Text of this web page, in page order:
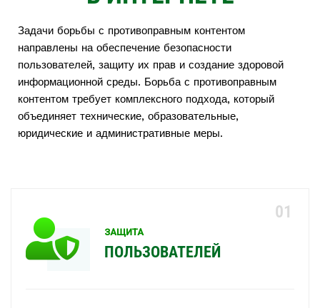
Задачи борьбы с противоправным контентом
направлены на обеспечение безопасности
пользователей, защиту их прав и создание здоровой
информационной среды. Борьба с противоправным
контентом требует комплексного подхода, который
объединяет технические, образовательные,
юридические и административные меры.
ПОЛЬЗОВАТЕЛЕЙ
ЗАЩИТА